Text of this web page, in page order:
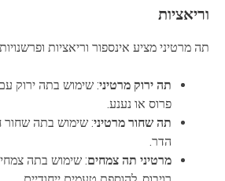
וריאציות
תה מרטיני מציע אינספור וריאציות
תה ירוק מרטיני: שימוש בתה ירוק
פרוס או נענע.
תה שחור מרטיני: שימוש בתה שחור
הדר.
מרטיני תה צמחים: שימוש בתה